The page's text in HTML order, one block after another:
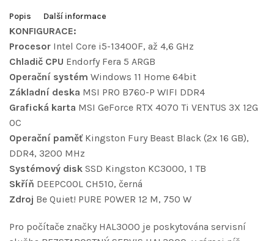
Popis Další informace
KONFIGURACE:
Procesor Intel Core i5-13400F, až 4,6 GHz
Chladič CPU Endorfy Fera 5 ARGB
Operační systém Windows 11 Home 64bit
Základní deska MSI PRO B760-P WIFI DDR4
Grafická karta MSI GeForce RTX 4070 Ti VENTUS 3X 12G
OC
Operační paměť Kingston Fury Beast Black (2x 16 GB),
DDR4, 3200 MHz
Systémový disk SSD Kingston KC3000, 1 TB
Skříň DEEPCOOL CH510, černá
Zdroj Be Quiet! PURE POWER 12 M, 750 W
Pro počítače značky HAL3000 je poskytována servisní